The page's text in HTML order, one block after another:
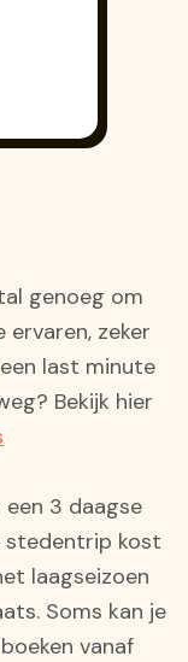
genoeg om
zeker
last minute
Bekijk hier
3 daagse
stedentrip kost
laagseizoen
Soms kan je
vanaf